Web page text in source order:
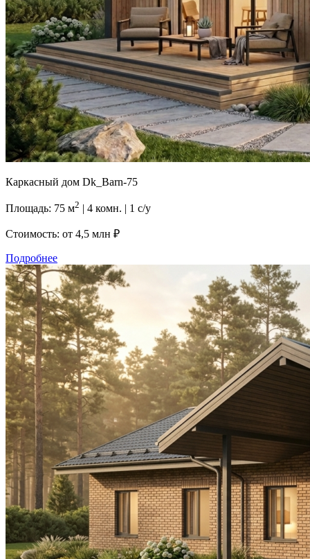
Каркасный дом Dk_Barn-75
Площадь: 75 м2 | 4 комн. | 1 с/у
Стоимость: от 4,5 млн ₽
Подробнее